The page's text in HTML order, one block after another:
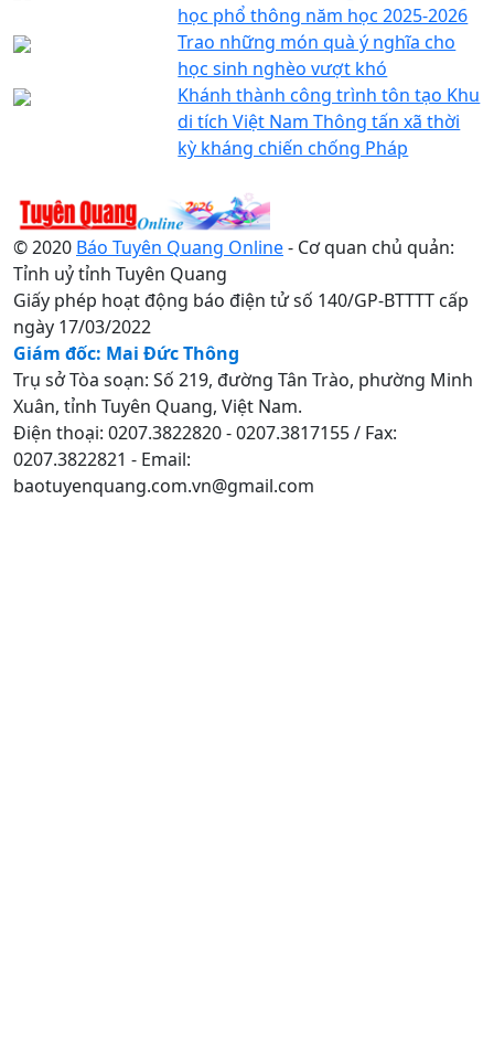
học phổ thông năm học 2025-2026
Trao những món quà ý nghĩa cho
học sinh nghèo vượt khó
Khánh thành công trình tôn tạo Khu
di tích Việt Nam Thông tấn xã thời
kỳ kháng chiến chống Pháp
© 2020 Báo Tuyên Quang Online- Cơ quan chủ quản:
Tỉnh uỷ tỉnh Tuyên Quang
Giấy phép hoạt động báo điện tử số 140/GP-BTTTT cấp
ngày 17/03/2022
Giám đốc: Mai Đức Thông
Trụ sở Tòa soạn: Số 219, đường Tân Trào, phường Minh
Xuân, tỉnh Tuyên Quang, Việt Nam.
Điện thoại: 0207.3822820 - 0207.3817155 / Fax:
0207.3822821 - Email:
baotuyenquang.com.vn@gmail.com